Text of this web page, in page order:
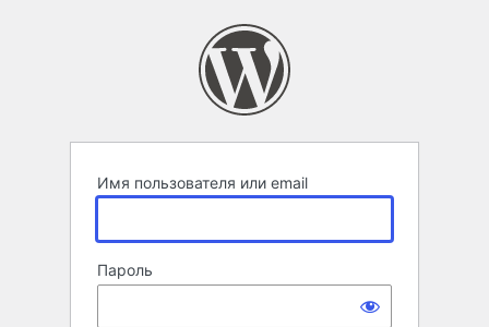
Имя пользователя или email
Пароль